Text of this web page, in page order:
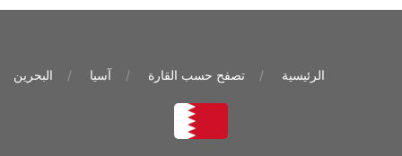
الرئيسية تصفح حسب القارة آسيا البحرين